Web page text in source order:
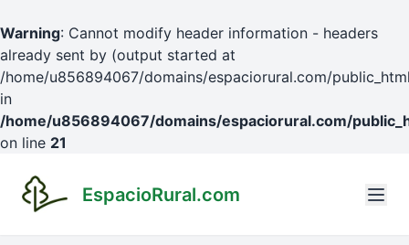
Warning: Cannot modify header information - headers
already sent by (output started at
/home/u856894067/domains/espaciorural.com/
in
/home/u856894067/domains/espaciorural.com/
on line 21
EspacioRural.com